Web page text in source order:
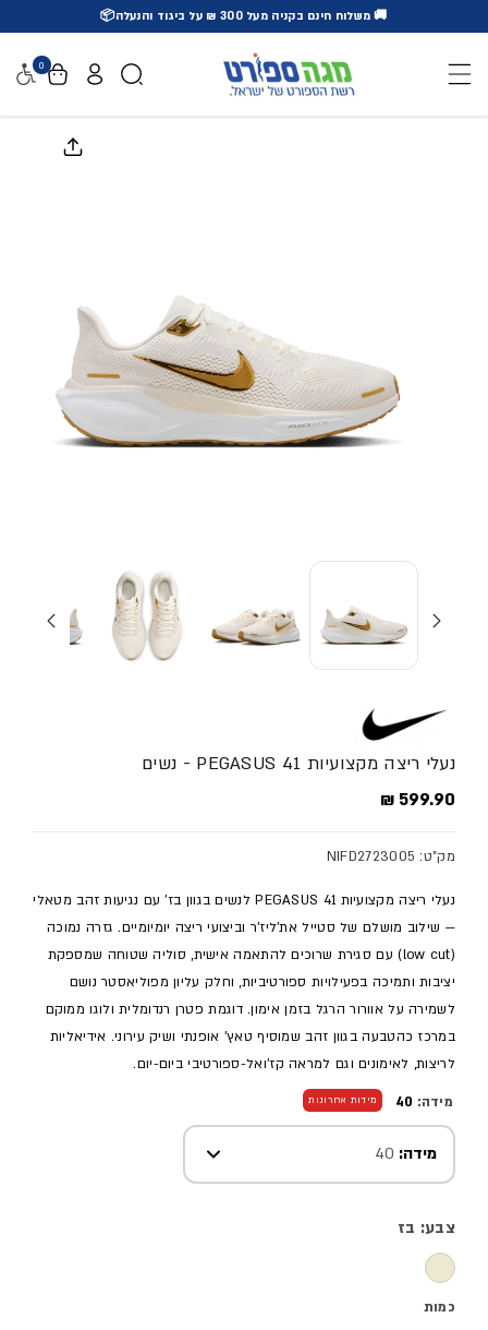
🚚 משלוח חינם בקניה מעל 300 ₪ על ביגוד והנעלה📦
0
נעלי ריצה מקצועיות PEGASUS 41 - נשים
מחיר מלא
599.90 ₪
מק"ט: NIFD2723005
נעלי ריצה מקצועיות PEGASUS 41 לנשים בגוון בז' עם נגיעות זהב מטאלי
— שילוב מושלם של סטייל את'ליז'ר וביצועי ריצה יומיומיים. גזרה נמוכה
(low cut) עם סגירת שרוכים להתאמה אישית, סוליה שטוחה שמספקת
יציבות ותמיכה בפעילויות ספורטיביות, וחלק עליון מפוליאסטר נושם
לשמירה על אוורור הרגל בזמן אימון. דוגמת פטרן רנדומלית ולוגו ממוקם
במרכז כהטבעה בגוון זהב שמוסיף טאץ' אופנתי ושיק עירוני. אידיאליות
לריצות, לאימונים וגם למראה קז'ואל-ספורטיבי ביום-יום.
מידה: 40 מידות אחרונות
מידה: 40
צבע: בז
כמות